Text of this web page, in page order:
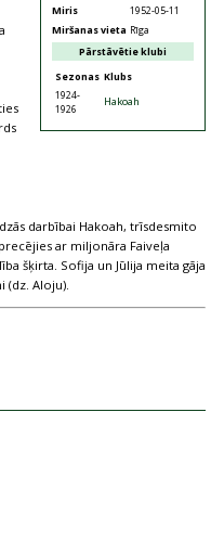
Miris
1952-05-11
Miršanas vieta Rīga
Pārstāvētie klubi
Sezonas Klubs
1924-
1926
Hakoah
darbībai Hakoah, trīsdesmito
ar miljonāra Faiveļa
šķirta. Sofija un Jūlija meita gāja
(dz. Aloju).